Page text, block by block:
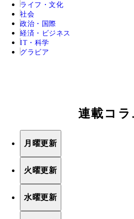
ライフ・文化
社会
政治・国際
経済・ビジネス
IT・科学
グラビア
連載コラ
月曜更新
火曜更新
水曜更新